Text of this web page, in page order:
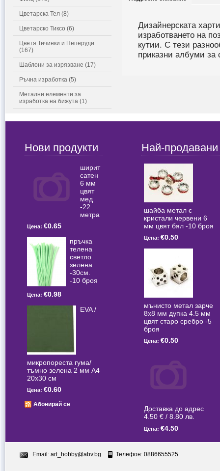
Цветарска Тел (8)
Цветарско Тиксо (6)
Цветя Тичинки и Пеперуди
(167)
Шаблони за изрязване (17)
Ръчна изработка (5)
Метални елементи за
изработка на бижута (1)
Дизайнерската
изработването на
кутии. С тези
приказни албуми за
Нови продукти
ширит
сатен
6 мм
цвят
мед
-22
метра
Цена: €0.65
пръчка
телена
светлo
зелена
-30см.
-10 броя
Цена: €0.98
EVA /
микропореста гума/
тъмно зелена 2 мм А4
20x30 см
Цена: €0.60
Абонирай се
Най-продавани
шайба метал с
кристали червени 6
мм цвят бял -10 броя
Цена: €0.50
мънисто метал зарче
8x8 мм дупка 4.5 мм
цвят старо сребро -5
броя
Цена: €0.50
Доставка до адрес
4.50 € / 8.80 лв.
Цена: €4.50
Email: art_hobby@abv.bg Телефон: 0886655525